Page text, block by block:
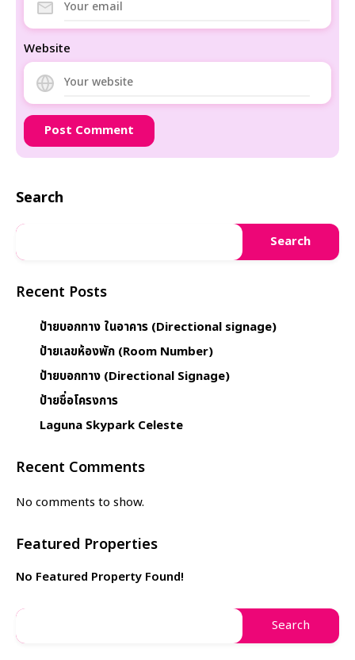
Website
Search
Search
Recent Posts
ป้ายบอกทาง ในอาคาร (Directional signage)
ป้ายเลขห้องพัก (Room Number)
ป้ายบอกทาง (Directional Signage)
ป้ายชื่อโครงการ
Laguna Skypark Celeste
Recent Comments
No comments to show.
Featured Properties
No Featured Property Found!